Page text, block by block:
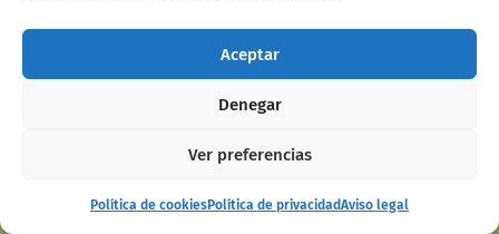
Aceptar
Denegar
Ver preferencias
Política de cookiesPolítica de privacidadAviso legal
Comprar
entradas
Espectáculo
Maya